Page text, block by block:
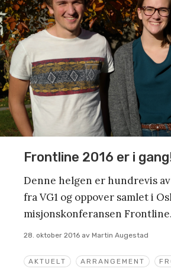
AKTUELT ARRANGEMENT
Frontline 2016 er i
Denne helgen er hundrevis
fra VG1 og oppover samlet i
misjonskonferansen Frontline.
28. oktober 2016 av Martin Augestad